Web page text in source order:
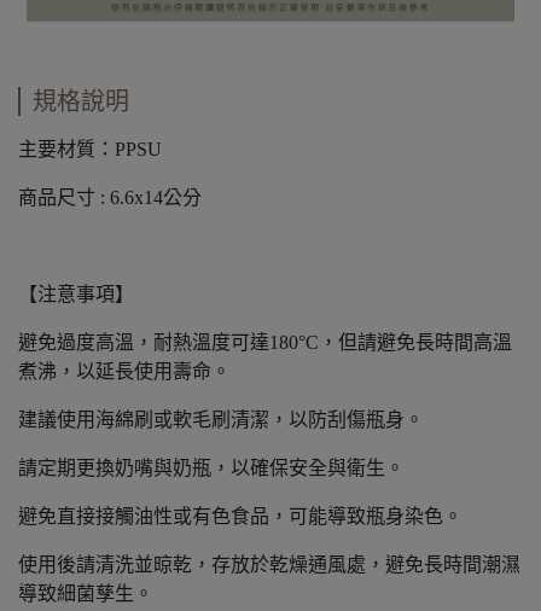
規格說明
主要材質：PPSU
商品尺寸 : 6.6x14公分
【注意事項】
避免過度高溫，耐熱溫度可達180°C，但請避免長時間高溫
煮沸，以延長使用壽命。
建議使用海綿刷或軟毛刷清潔，以防刮傷瓶身。
請定期更換奶嘴與奶瓶，以確保安全與衛生。
避免直接接觸油性或有色食品，可能導致瓶身染色。
使用後請清洗並晾乾，存放於乾燥通風處，避免長時間潮濕
導致細菌孳生。